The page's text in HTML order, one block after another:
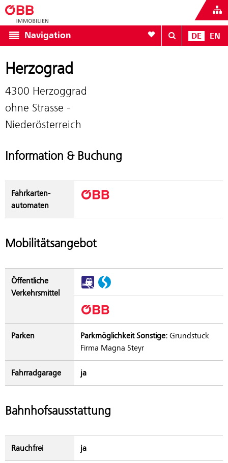
Navigation Zur Favoritenliste
DE EN
Herzograd
4300 Herzoggrad
ohne Strasse -
Niederösterreich
Information & Buchung
Fahrkarten­
automaten
Mobilitätsangebot
Öffentliche
Verkehrsmittel
Parken Parkmöglichkeit Sonstige: Grundstück
Firma Magna Steyr
Fahrradgarage ja
Bahnhofsausstattung
Rauchfrei ja